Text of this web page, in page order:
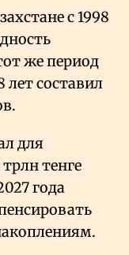
с 1998
же период
лет составил
для
тенге
года